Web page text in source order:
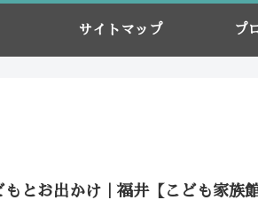
サイトマップ プ
もとお出かけ｜福井【こども家族